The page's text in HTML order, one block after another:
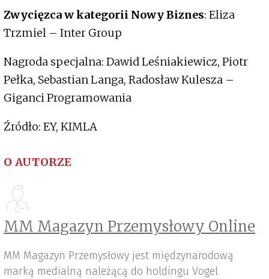
Zwycięzca w kategorii Nowy Biznes: Eliza
Trzmiel – Inter Group
Nagroda specjalna: Dawid Leśniakiewicz, Piotr
Pełka, Sebastian Langa, Radosław Kulesza –
Giganci Programowania
Źródło: EY, KIMLA
O AUTORZE
MM Magazyn Przemysłowy Online
MM Magazyn Przemysłowy jest międzynarodową
marką medialną należącą do holdingu Vogel